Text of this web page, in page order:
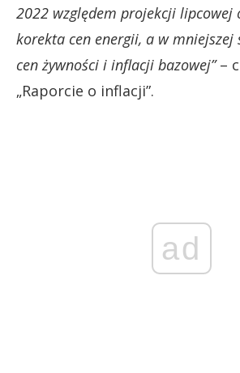
2022 względem projekcji lipcowej
korekta cen energii, a w mniejszej
cen żywności i inflacji bazowej”–
„Raporcie o inflacji”.
ad